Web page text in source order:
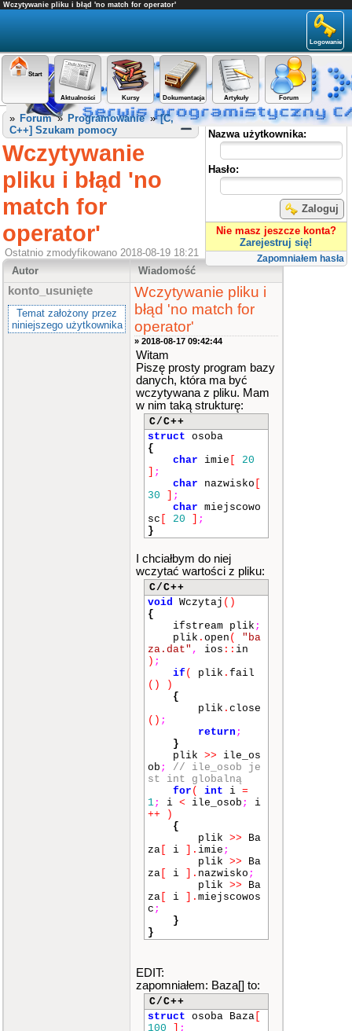
Wczytywanie pliku i błąd 'no match for operator'
Logowanie
Start
Aktualności Kursy Dokumentacja Artykuły Forum
Panel użytkownika
Nazwa użytkownika:
Hasło:
Zaloguj
Nie masz jeszcze konta?
Zarejestruj się!
Zapomniałem hasła
» Forum» Programowanie»[C,
C++] Szukam pomocy
Wczytywanie
pliku i błąd 'no
match for
operator'
Ostatnio zmodyfikowano 2018-08-19 18:21
Autor
Wiadomość
konto_usunięte
Temat założony przez
niniejszego użytkownika
Wczytywanie pliku i
błąd 'no match for
operator'
» 2018-08-17 09:42:44
Witam
Piszę prosty program bazy
danych, która ma być
wczytywana z pliku. Mam
w nim taką strukturę:
C/C++
struct osoba
{
char imie
20
;
char nazwisko
30
;
char miejscowo
sc
20
;
}
I chciałbym do niej
wczytać wartości z pliku:
C/C++
void Wczytaj ()
{
ifstream plik ;
plik . open (
"ba
za.dat" , ios :: in
) ;
if ( plik . fail
()
)
{
plik . close
() ;
return ;
}
plik >> ile_os
ob ;
// ile_osob je
st int globalną
for ( int i =
1; i < ile_osob ;
i
++
)
{
plik >> Ba
za
i . imie ;
plik >> Ba
za
i . nazwisko ;
plik >> Ba
za
i . miejscowos
c ;
}
}
EDIT:
zapomniałem: Baza[] to:
C/C++
struct osoba Baza
100
;